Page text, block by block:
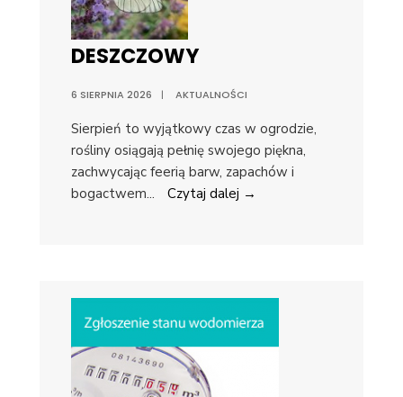
DESZCZOWY
6 SIERPNIA 2026 | AKTUALNOŚCI
Sierpień to wyjątkowy czas w ogrodzie,
rośliny osiągają pełnię swojego piękna,
zachwycając feerią barw, zapachów i
bogactwem... Czytaj dalej →